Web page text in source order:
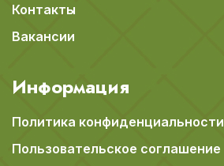
Контакты
Вакансии
Информация
Политика конфиденциальности
Пользовательское соглашение